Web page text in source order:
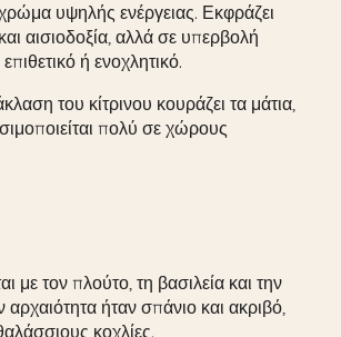
χρώμα υψηλής ενέργειας. Εκφράζει
αισιοδοξία, αλλά σε υπερβολή
ή ενοχλητικό.
του κίτρινου κουράζει τα μάτια,
πολύ σε χώρους
με τον πλούτο, τη βασιλεία και την
αρχαιότητα ήταν σπάνιο και ακριβό,
κοχλίες.